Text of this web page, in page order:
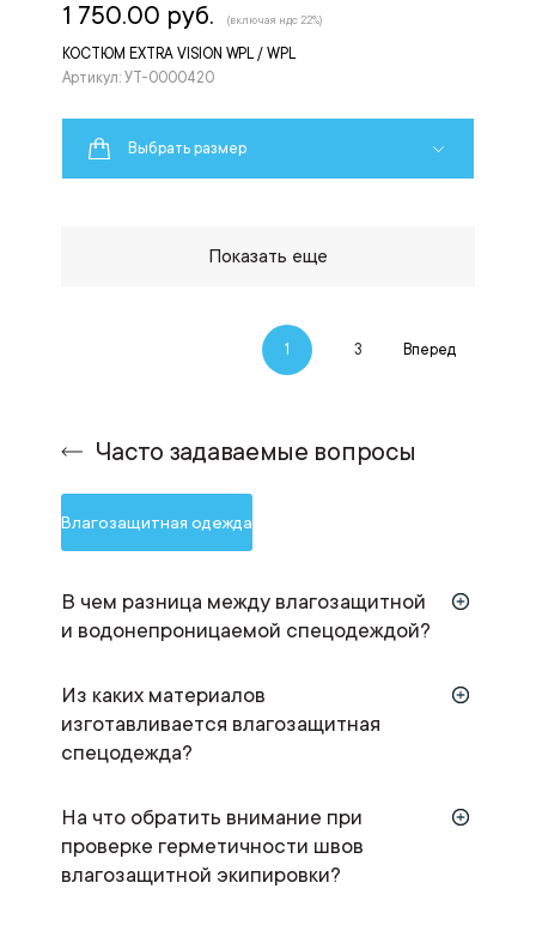
КОСТЮМ EXTRA VISION WPL / WPL
Артикул: УТ-0000420
1 750.00 руб. (включая ндс 22%)
Выбрать размер
Показать еще
1 3 Вперед
Часто задаваемые вопросы
Влагозащитная одежда
В чем разница между влагозащитной
и водонепроницаемой спецодеждой?
Из каких материалов
изготавливается влагозащитная
спецодежда?
На что обратить внимание при
проверке герметичности швов
влагозащитной экипировки?